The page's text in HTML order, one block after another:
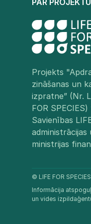
PAR PROJEKTU
Projekts
zināšanas un
izpratne” (Nr.
FOR
Savienības
ministrijas
© LIFE FOR
Informācija
un vides